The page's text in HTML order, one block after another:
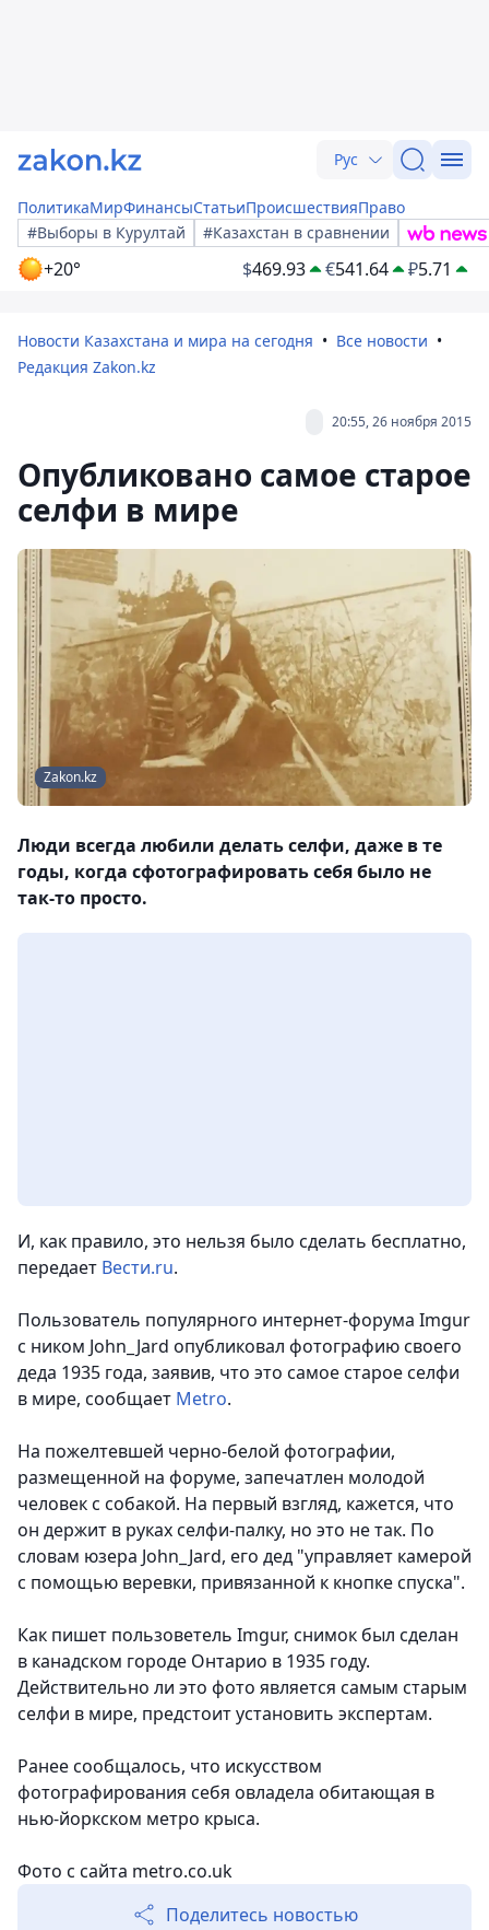
Рус
ПолитикаМирФинансыСтатьиПроисшествияПраво
#Выборы в Курултай
#Казахстан в сравнении
+20° $469.93 €541.64 ₽5.71
Новости Казахстана и мира на сегодня
Все новости
Редакция Zakon.kz
20:55, 26 ноября 2015
Опубликовано самое старое
селфи в мире
Zakon.kz
Люди всегда любили делать селфи, даже в те
годы, когда сфотографировать себя было не
так-то просто.
И, как правило, это нельзя было сделать бесплатно,
передает Вести.ru.
Пользователь популярного интернет-форума Imgur
с ником John_Jard опубликовал фотографию своего
деда 1935 года, заявив, что это самое старое селфи
в мире, сообщает Metro.
На пожелтевшей черно-белой фотографии,
размещенной на форуме, запечатлен молодой
человек с собакой. На первый взгляд, кажется, что
он держит в руках селфи-палку, но это не так. По
словам юзера John_Jard, его дед "управляет камерой
с помощью веревки, привязанной к кнопке спуска".
Как пишет пользоветель Imgur, снимок был сделан
в канадском городе Онтарио в 1935 году.
Действительно ли это фото является самым старым
селфи в мире, предстоит установить экспертам.
Ранее сообщалось, что искусством
фотографирования себя овладела обитающая в
нью-йоркском метро крыса.
Фото с сайта metro.co.uk
Поделитесь новостью